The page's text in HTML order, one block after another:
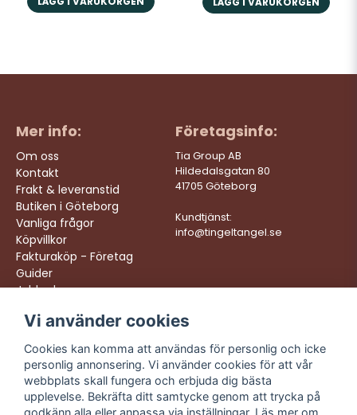
Mer info:
Om oss
Kontakt
Frakt & leveranstid
Butiken i Göteborg
Vanliga frågor
Köpvillkor
Fakturaköp - Företag
Guider
Jobba hos oss
Företagsinfo:
Tia Group AB
Hildedalsgatan 80
41705 Göteborg
Kundtjänst:
info@tingeltangel.se
Följ oss:
Instagram
Facebook
TikTok
Vi levererar:
Snabba leveranser
Trygga köp
Fri frakt över 499:-
Trevlig kundtjänst
Vi använder cookies
Cookies kan komma att användas för personlig och icke
personlig annonsering. Vi använder cookies för att vår
webbplats skall fungera och erbjuda dig bästa
upplevelse. Bekräfta ditt samtycke genom att trycka på
godkänn alla eller anpassa via inställningar. Läs mer om